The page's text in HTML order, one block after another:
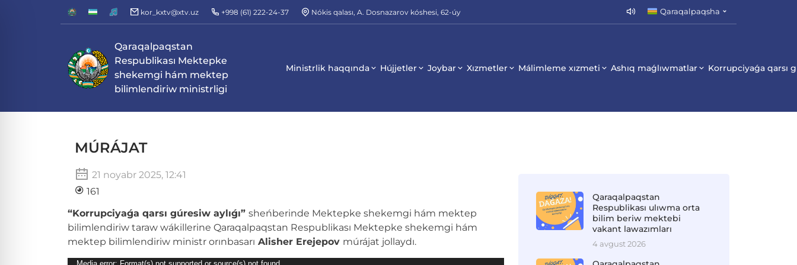
kor_kxtv@xtv.uz +998 (61) 222-24-37 Nókis qalası, A. Dosnazarov kóshesi, 62-úy Qaraqalpaqsha
Qaraqalpaqstan
Respublikası Mektepke
shekemgi hám mektep
bilimlendiriw ministrligi
Ministrlik haqqında Hújjetler Joybar Xızmetler Málimleme xızmeti Ashıq maǵlıwmatlar Korrupciyaǵa qarsı
MÚRÁJAT
21 noyabr 2025, 12:41
161
“Korrupciyaǵa qarsı gúresiw aylıǵı” sheńberinde Mektepke shekemgi hám mektep
bilimlendiriw taraw wákillerine Qaraqalpaqstan Respublikası Mektepke shekemgi hám
mektep bilimlendiriw ministr orınbasarı Alisher Erejepov múrájat jollaydı.
Qaraqalpaqstan
Respublikası ulıwma orta
bilim beriw mektebi
vakant lawazımları
4 avgust 2026